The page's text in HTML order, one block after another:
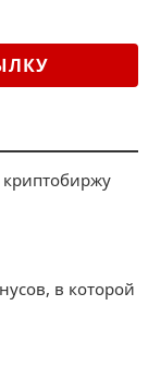
в которой